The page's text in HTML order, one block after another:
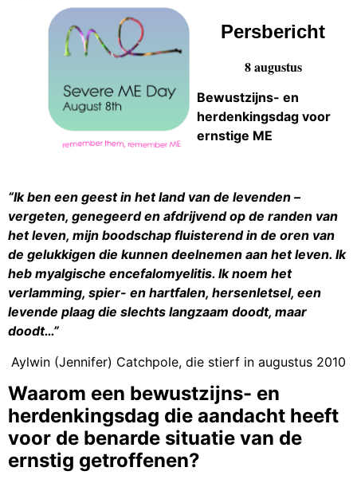
Persbericht
8 augustus
Bewustzijns- en
herdenkingsdag voor
ernstige ME
“Ik ben een geest in het land van de levenden –
vergeten, genegeerd en afdrijvend op de randen van
het leven, mijn boodschap fluisterend in de oren van
de gelukkigen die kunnen deelnemen aan het leven. Ik
heb myalgische encefalomyelitis. Ik noem het
verlamming, spier- en hartfalen, hersenletsel, een
levende plaag die slechts langzaam doodt, maar
doodt…”
Aylwin (Jennifer) Catchpole, die stierf in augustus 2010
Waarom een bewustzijns- en
herdenkingsdag die aandacht heeft
voor de benarde situatie van de
ernstig getroffenen?